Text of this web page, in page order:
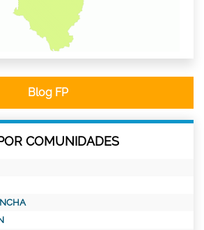
Blog FP
COMUNIDADES